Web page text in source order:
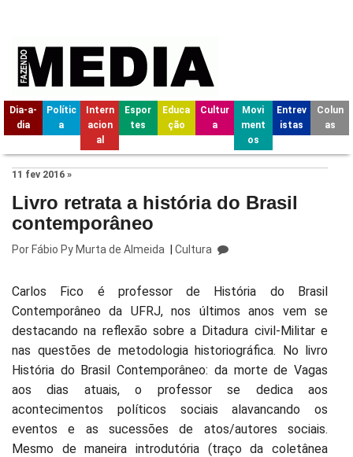
Dia-a-
dia
Polític
a
Intern
acion
al
Espor
tes
Educa
ção
Cultur
a
Movi
ment
os
Entrev
istas
Colun
as
11 fev 2016 »
Livro retrata a história do Brasil
contemporâneo
PorFábio Py Murta de Almeida | Cultura
Carlos Fico é professor de História do Brasil
Contemporâneo da UFRJ, nos últimos anos vem se
destacando na reflexão sobre a Ditadura civil-Militar e
nas questões de metodologia historiográfica. No livro
História do Brasil Contemporâneo: da morte de Vagas
aos dias atuais, o professor se dedica aos
acontecimentos políticos sociais alavancando os
eventos e as sucessões de atos/autores sociais.
Mesmo de maneira introdutória (traço da coletânea